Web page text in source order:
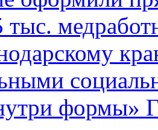
тыс.
формы»